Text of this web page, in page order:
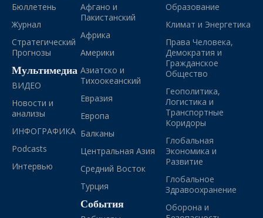
Бюллетень
Журнал
Стратегический
Прогнозы
Мультимедиа
ВИДЕО
Новости и
анализы
ИНФОГРАФИКА
Podcasts
Интервью
Афгано и
Пакистанский
Африка
Америки
Азиатско и
Тихоокеанский
Евразия
Европа
Балканы
Центральная Азия
Средний Восток
Турция
События
Образование
Климат и Энергетика
Права Человека,
Демократия и
Гражданское
Общество
Геополитика,
Логистика и
Транспортные
Коридоры
Глобальная
Экономика и
Развитие
Глобальное
Здравоохранение
Оборона и